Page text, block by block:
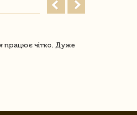
працює чітко. Дуже